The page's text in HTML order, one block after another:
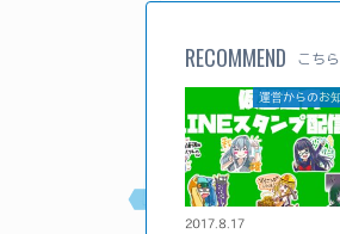
RECOMMEND こち
運営からのお
2017.8.17